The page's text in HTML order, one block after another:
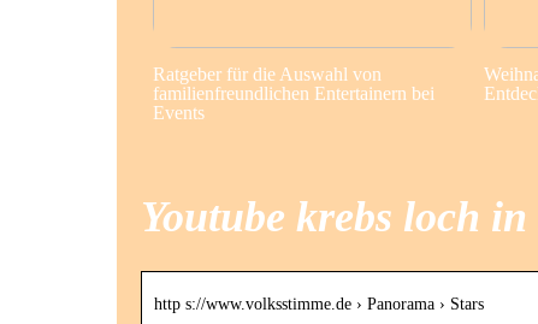
Ratgeber für die Auswahl von
familienfreundlichen Entertainern bei
Events
Youtube krebs loch
http s://www.volksstimme.de › Panorama › Stars